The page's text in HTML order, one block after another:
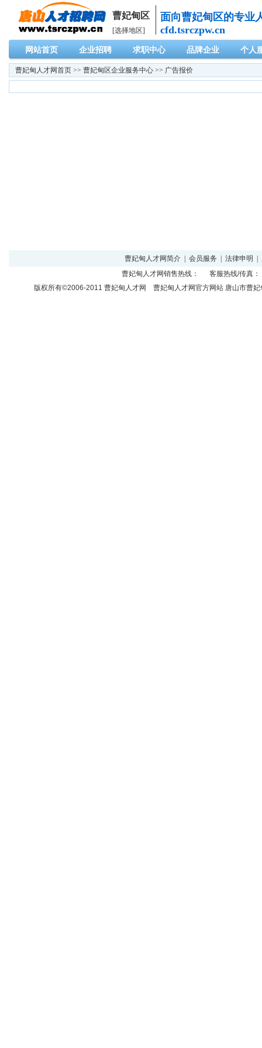
曹妃甸区
[选择地区]
面向曹妃甸区的专业
cfd.tsrczpw.cn
网站首页 企业招聘 求职中心 品牌企业 个人
曹妃甸人才网首页 >> 曹妃甸区企业服务中心 >> 广告报价
曹妃甸人才网简介 会员服务 法律申明
曹妃甸人才网销售热线： 客服热线/传真
版权所有©2006-2011 曹妃甸人才网 曹妃甸人才网官方网站 唐山市曹